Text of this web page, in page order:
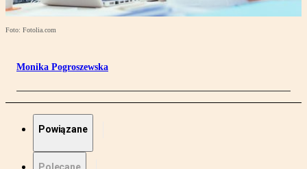
Foto: Fotolia.com
Monika Pogroszewska
Powiązane